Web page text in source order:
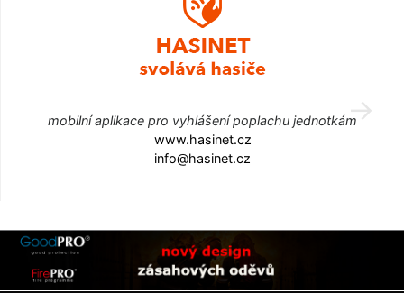
mobilní aplikace pro vyhlášení poplachu jednotkám
www.hasinet.cz
info@hasinet.cz